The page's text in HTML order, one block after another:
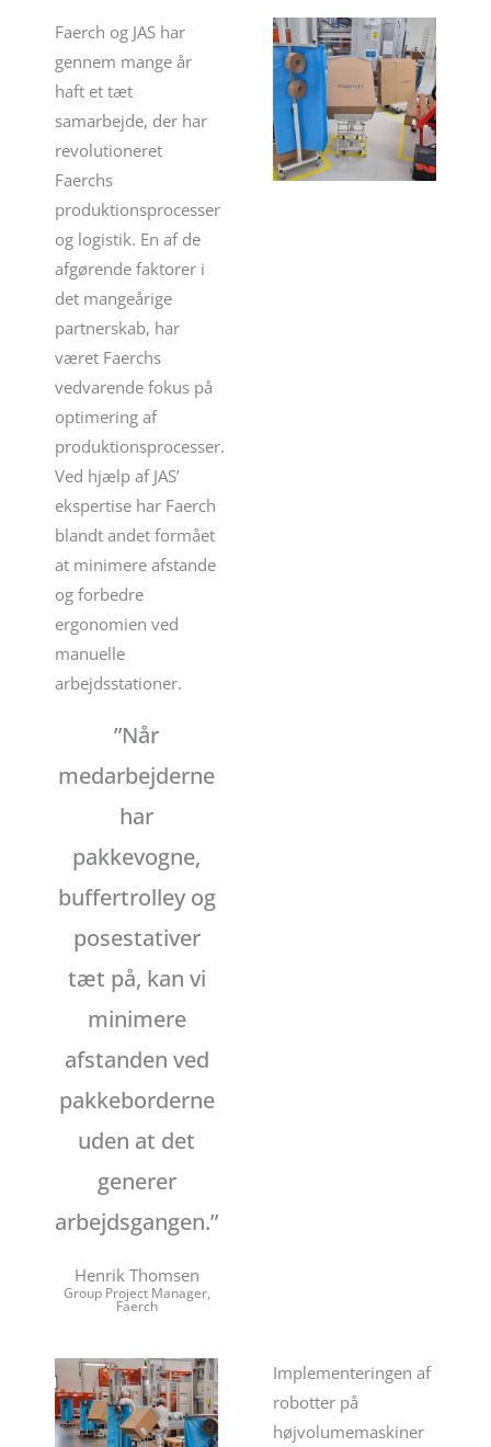
Faerch og JAS har
gennem mange år
haft et tæt
samarbejde, der har
revolutioneret
Faerchs
produktionsprocesser
og logistik. En af de
afgørende faktorer i
det mangeårige
partnerskab, har
været Faerchs
vedvarende fokus på
optimering af
produktionsprocesser.
Ved hjælp af JAS’
ekspertise har Faerch
blandt andet formået
at minimere afstande
og forbedre
ergonomien ved
manuelle
arbejdsstationer.
”Når
medarbejderne
har
pakkevogne,
buffertrolley og
posestativer
tæt på, kan vi
minimere
afstanden ved
pakkeborderne
uden at det
generer
arbejdsgangen.”
Henrik Thomsen
Group Project Manager,
Faerch
Implementeringen af
robotter på
højvolumemaskiner